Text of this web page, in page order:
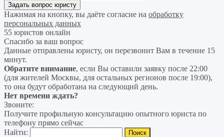
Нажимая на кнопку, вы даёте согласие на обработку
персональных данных
55 юристов онлайн
Спасибо за ваш вопрос
Данные отправлены юристу, он перезвонит Вам в течение 15
минут.
Обратите внимание, если Вы оставили заявку после 22:00
(для жителей Москвы, для остальных регионов после 19:00),
то она будут обработана на следующий день.
Нет времени ждать?
Звоните:
Получите профильную консультацию опытного юриста по
телефону прямо сейчас
Найти: